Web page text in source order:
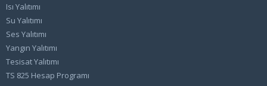
Isı Yalıtımı
Su Yalıtımı
Ses Yalıtımı
Yangın Yalıtımı
Tesisat Yalıtımı
TS 825 Hesap Programı